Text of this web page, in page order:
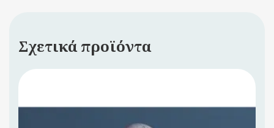
Σχετικά προϊόντα